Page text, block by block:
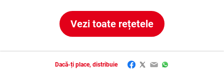
Vezi toate rețetele
Dacă-ți place, distribuie Facebook
Twitter
EmailWhatsApp